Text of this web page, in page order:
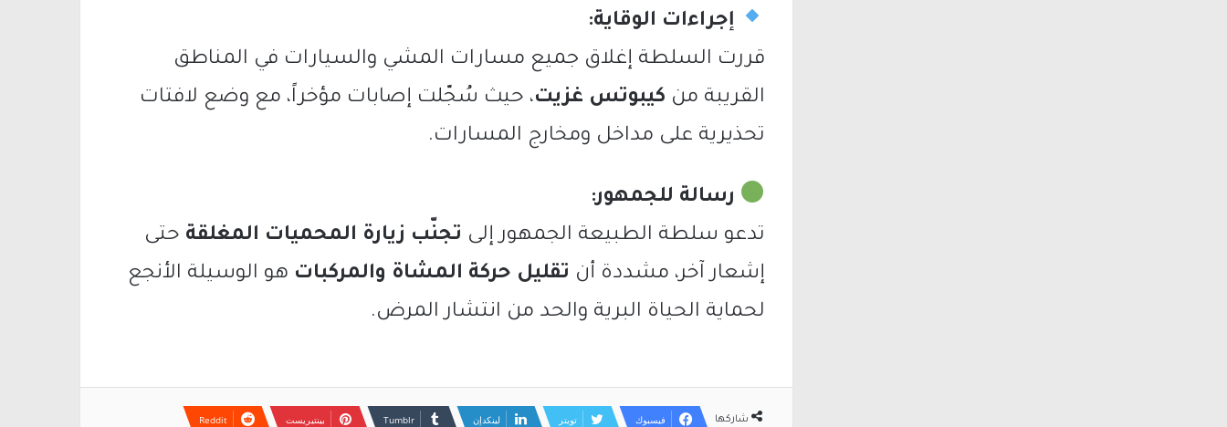
إجراءات الوقاية:
قررت السلطة إغلاق جميع مسارات المشي والسيارات في المناطق
القريبة من كيبوتس غزيت، حيث سُجّلت إصابات مؤخراً، مع وضع لافتات
تحذيرية على مداخل ومخارج المسارات.
رسالة للجمهور:
تدعو سلطة الطبيعة الجمهور إلى تجنّب زيارة المحميات المغلقة حتى
إشعار آخر، مشددة أن تقليل حركة المشاة والمركبات هو الوسيلة الأنجع
لحماية الحياة البرية والحد من انتشار المرض.
شاركها فيسبوك تويتر لينكدإن بينتيريست